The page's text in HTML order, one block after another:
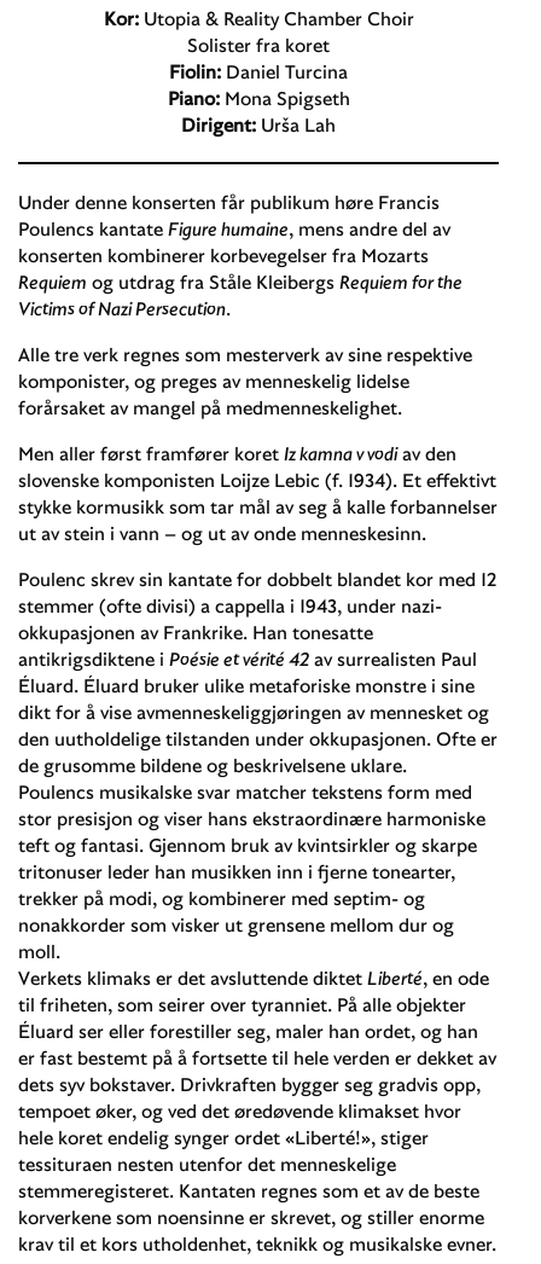
Kor:Utopia & Reality Chamber Choir
Solister fra koret
Fiolin: Daniel Turcina
Piano:Mona Spigseth
Dirigent: Urša Lah
Under denne konserten får publikum høre Francis
Poulencs kantate Figure humaine, mens andre del av
konserten kombinerer korbevegelser fra Mozarts
Requiem og utdrag fra Ståle Kleibergs Requiem for the
Victims of Nazi Persecution.
Alle tre verk regnes som mesterverk av sine respektive
komponister, og preges av menneskelig lidelse
forårsaket av mangel på medmenneskelighet.
Men aller først framfører koret Iz kamna v vodiav den
slovenske komponisten Loijze Lebic (f. 1934). Et effektivt
stykke kormusikk som tar mål av seg å kalle forbannelser
ut av stein i vann – og ut av onde menneskesinn.
Poulenc skrev sin kantate for dobbelt blandet kor med 12
stemmer (ofte divisi) a cappella i 1943, under nazi-
okkupasjonen av Frankrike. Han tonesatte
antikrigsdiktene i Poésie et vérité 42 av surrealisten Paul
Éluard. Éluard bruker ulike metaforiske monstre i sine
dikt for å vise avmenneskeliggjøringen av mennesket og
den uutholdelige tilstanden under okkupasjonen. Ofte er
de grusomme bildene og beskrivelsene uklare.
Poulencs musikalske svar matcher tekstens form med
stor presisjon og viser hans ekstraordinære harmoniske
teft og fantasi. Gjennom bruk av kvintsirkler og skarpe
tritonuser leder han musikken inn i fjerne tonearter,
trekker på modi, og kombinerer med septim- og
nonakkorder som visker ut grensene mellom dur og
moll.
Verkets klimaks er det avsluttende diktet Liberté, en ode
til friheten, som seirer over tyranniet. På alle objekter
Éluard ser eller forestiller seg, maler han ordet, og han
er fast bestemt på å fortsette til hele verden er dekket av
dets syv bokstaver. Drivkraften bygger seg gradvis opp,
tempoet øker, og ved det øredøvende klimakset hvor
hele koret endelig synger ordet «Liberté!», stiger
tessituraen nesten utenfor det menneskelige
stemmeregisteret. Kantaten regnes som et av de beste
korverkene som noensinne er skrevet, og stiller enorme
krav til et kors utholdenhet, teknikk og musikalske evner.